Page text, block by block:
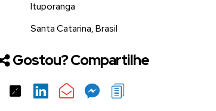
Ituporanga
Santa Catarina, Brasil
Gostou? Compartilhe